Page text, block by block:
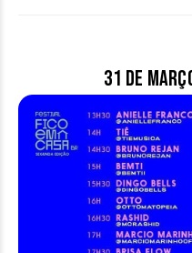
31 de